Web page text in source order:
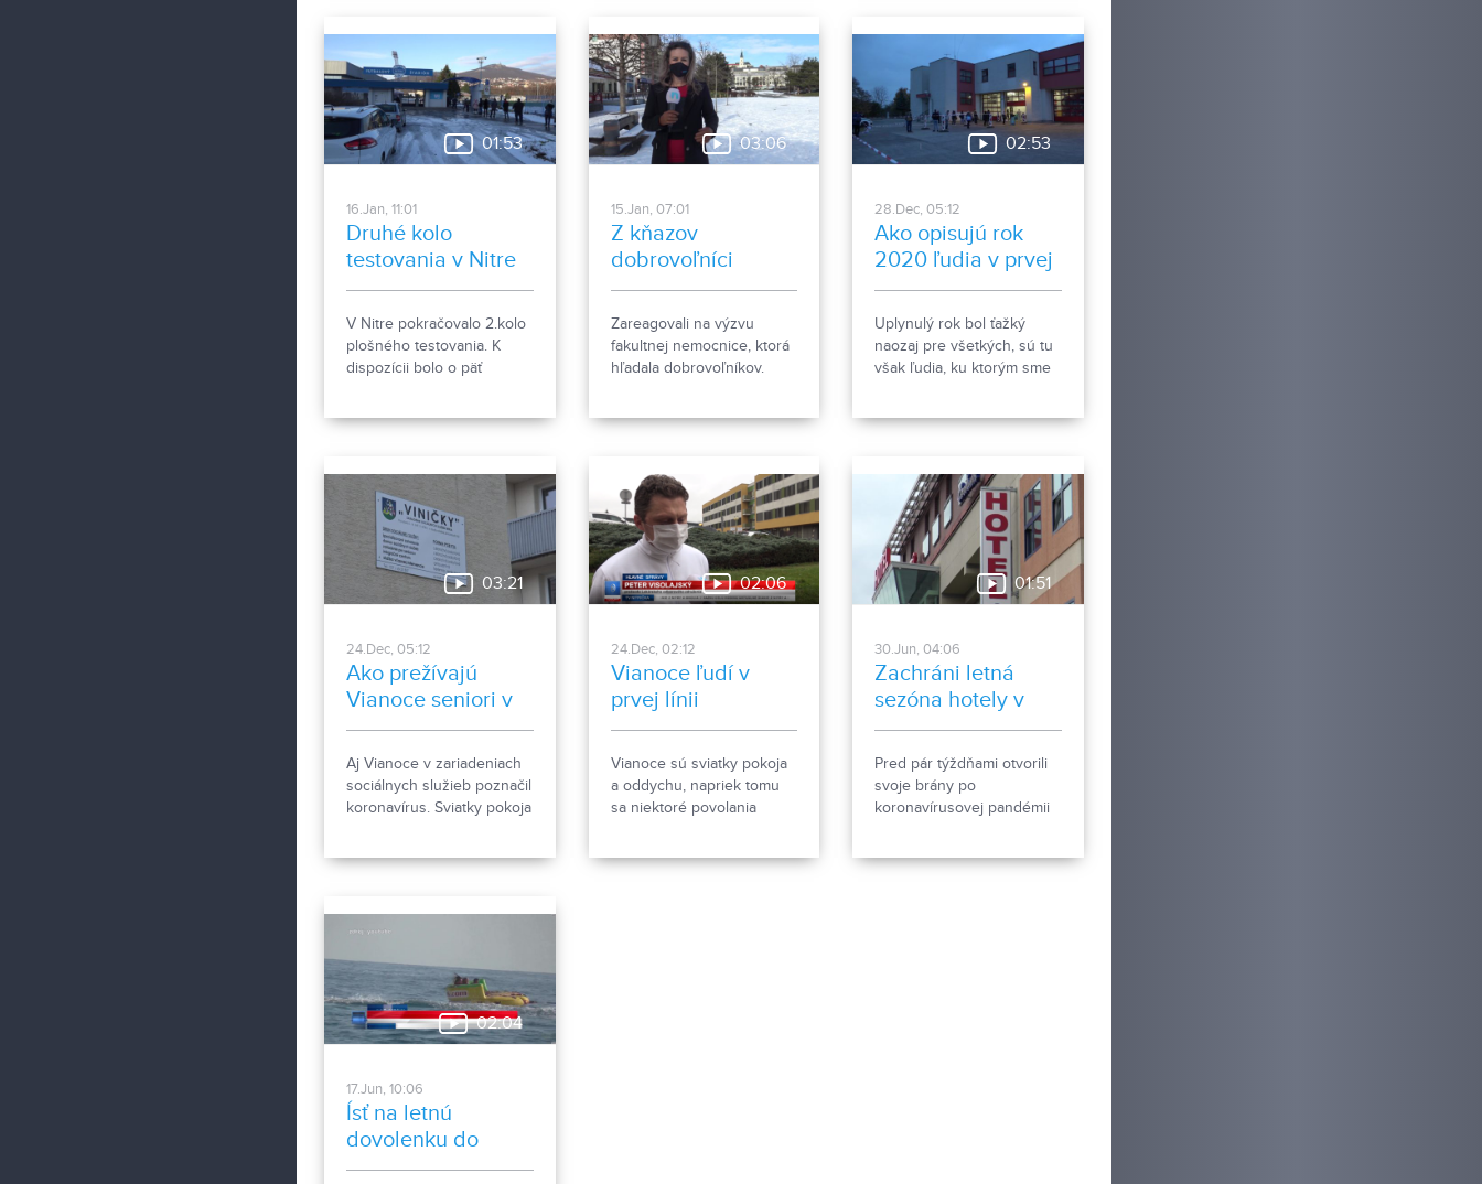
01:53
16.Jan, 11:01
Druhé kolo
testovania v Nitre
V Nitre pokračovalo 2.kolo
plošného testovania. K
dispozícii bolo o päť
03:06
15.Jan, 07:01
Z kňazov
dobrovoľníci
Zareagovali na výzvu
fakultnej nemocnice, ktorá
hľadala dobrovoľníkov.
02:53
28.Dec, 05:12
Ako opisujú rok
2020 ľudia v prvej
línii
Uplynulý rok bol ťažký
naozaj pre všetkých, sú tu
však ľudia, ku ktorým sme
do prvej línie.
03:21
24.Dec, 05:12
Ako prežívajú
Vianoce seniori v
ZSS
Aj Vianoce v zariadeniach
sociálnych služieb poznačil
koronavírus. Sviatky pokoja
02:06
24.Dec, 02:12
Vianoce ľudí v
prvej línii
Vianoce sú sviatky pokoja
a oddychu, napriek tomu
sa niektoré povolania
01:51
30.Jun, 04:06
Zachráni letná
sezóna hotely v
Nitre?
Pred pár týždňami otvorili
svoje brány po
koronavírusovej pandémii
02:04
17.Jun, 10:06
Ísť na letnú
dovolenku do
zahraničia?